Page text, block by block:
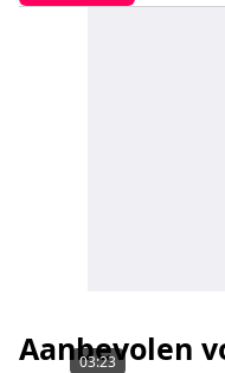
Aanbevolen
03:23